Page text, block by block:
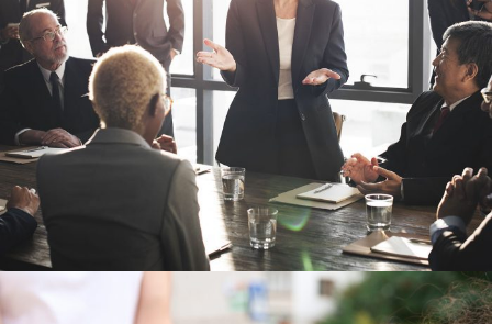
Business Showcase Session